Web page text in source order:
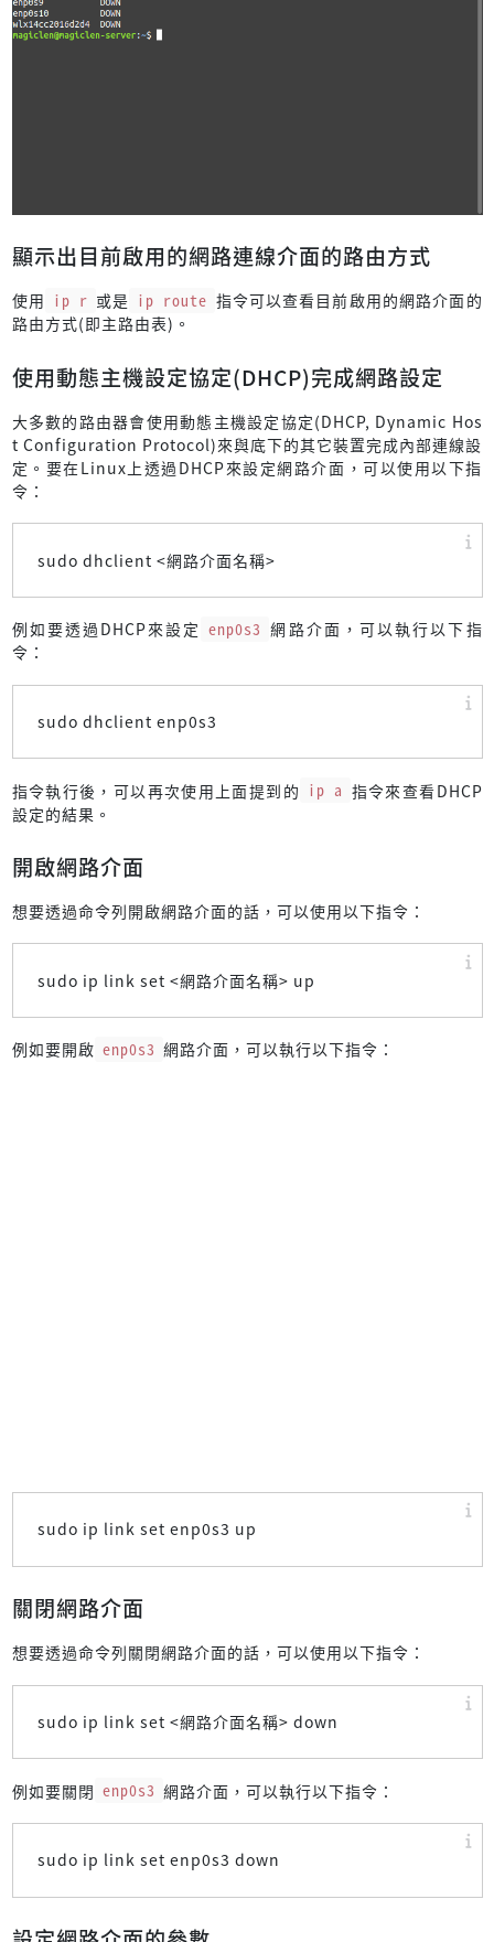
顯示出目前啟用的網路連線介面的路由方式
使用 ip r 或是 ip route 指令可以查看目前啟用的網路介面的
路由方式(即主路由表)。
使用動態主機設定協定(DHCP)完成網路設定
大多數的路由器會使用動態主機設定協定(DHCP, Dynamic Hos
t Configuration Protocol)來與底下的其它裝置完成內部連線設
定。要在Linux上透過DHCP來設定網路介面，可以使用以下指
令：
sudo dhclient <網路介面名稱>
例如要透過DHCP來設定 enp0s3 網路介面，可以執行以下指
令：
sudo dhclient enp0s3
指令執行後，可以再次使用上面提到的 ip a 指令來查看DHCP
設定的結果。
開啟網路介面
想要透過命令列開啟網路介面的話，可以使用以下指令：
sudo ip link set <網路介面名稱> up
例如要開啟 enp0s3 網路介面，可以執行以下指令：
sudo ip link set enp0s3 up
關閉網路介面
想要透過命令列關閉網路介面的話，可以使用以下指令：
sudo ip link set <網路介面名稱> down
例如要關閉 enp0s3 網路介面，可以執行以下指令：
sudo ip link set enp0s3 down